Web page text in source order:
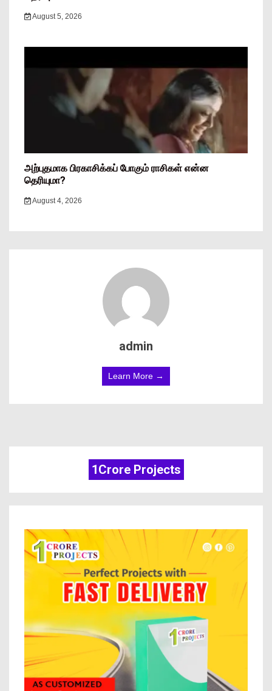
August 5, 2026
அற்புதமாக பிரகாசிக்கப் போகும் ராசிகள் என்ன
தெரியுமா?
August 4, 2026
admin
Learn More →
1Crore Projects